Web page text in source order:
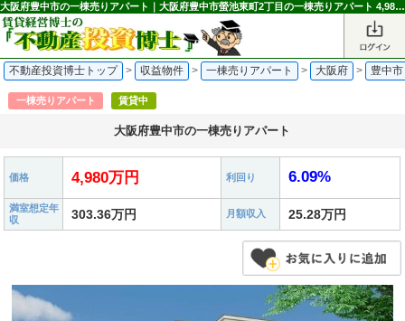
大阪府豊中市の一棟売りアパート｜大阪府豊中市螢池東町2丁目の一棟売りアパート 4,980万円 蛍池駅｜不動産投資博士
不動産投資博士トップ > 収益物件 > 一棟売りアパート > 大阪府 > 豊中市
一棟売りアパート 賃貸中
大阪府豊中市の一棟売りアパート
価格 4,980万円 利回り 6.09%
満室想定年
収
303.36万円 月額収入 25.28万円